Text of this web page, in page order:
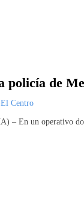
policía de
Centro
En un operativo